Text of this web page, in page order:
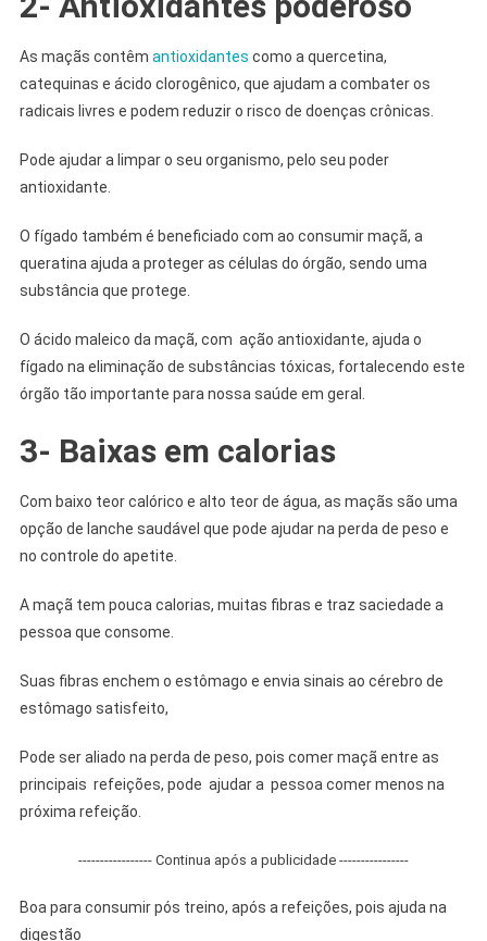
As maçãs contêm antioxidantes como a quercetina,
catequinas e ácido clorogênico, que ajudam a combater os
radicais livres e podem reduzir o risco de doenças crônicas.
Pode ajudar a limpar o seu organismo, pelo seu poder
antioxidante.
O fígado também é beneficiado com ao consumir maçã, a
queratina ajuda a proteger as células do órgão, sendo uma
substância que protege.
O ácido maleico da maçã, com ação antioxidante, ajuda o
fígado na eliminação de substâncias tóxicas, fortalecendo este
órgão tão importante para nossa saúde em geral.
3- Baixas em calorias
Com baixo teor calórico e alto teor de água, as maçãs são uma
opção de lanche saudável que pode ajudar na perda de peso e
no controle do apetite.
A maçã tem pouca calorias, muitas fibras e traz saciedade a
pessoa que consome.
Suas fibras enchem o estômago e envia sinais ao cérebro de
estômago satisfeito,
Pode ser aliado na perda de peso, pois comer maçã entre as
principais refeições, pode ajudar a pessoa comer menos na
próxima refeição.
----------------- Continua após a publicidade ----------------
Boa para consumir pós treino, após a refeições, pois ajuda na
digestão